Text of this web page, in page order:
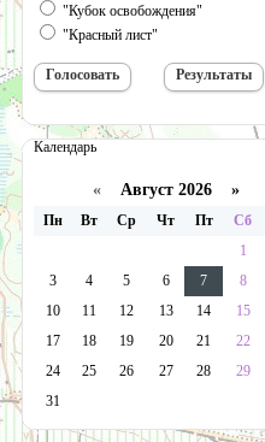
"Кубок освобождения"
"Красный лист"
Календарь
« Август 2026 »
Пн Вт Ср Чт Пт Сб
1
3
4 5 6 7 8
10
11 12 13 14 15
17
18 19 20 21 22
24
25 26 27 28 29
31